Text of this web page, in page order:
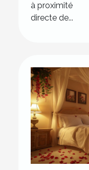
à proximité
directe de...